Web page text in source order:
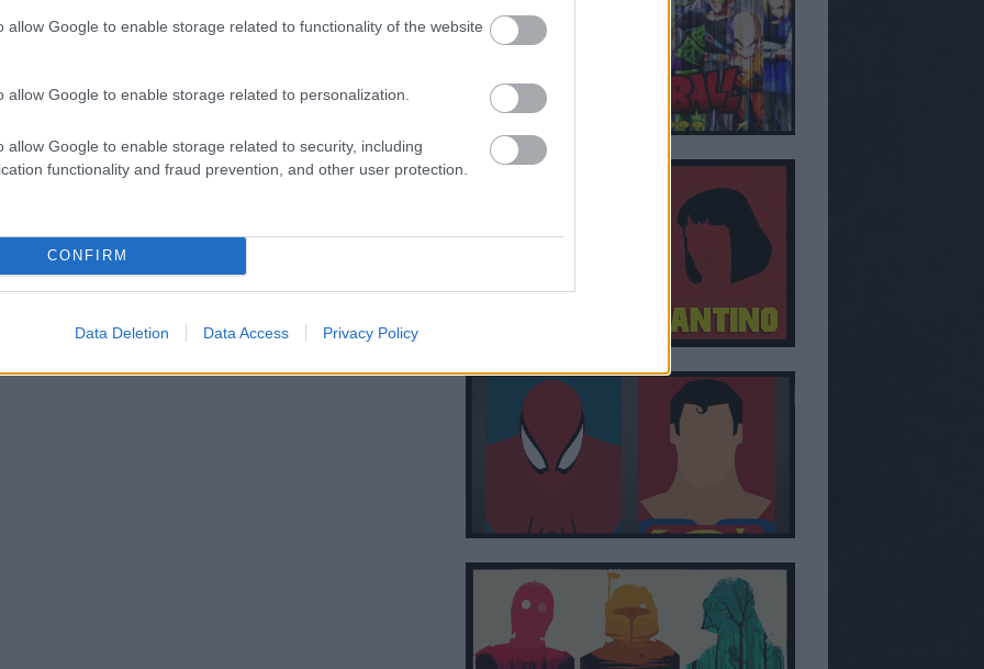
allow Google to enable storage related to functionality of the website
allow Google to enable storage related to personalization.
allow Google to enable storage related to security, including
functionality and fraud prevention, and other user protection.
CONFIRM
Data Deletion Data Access Privacy Policy
api/trackback/id/8320766
felhasználói tartalomnak minősülnek, értük a
nem vállal, azokat nem ellenőrzi. Kifogás esetén forduljon a blog
feltételekben és az adatvédelmi tájékoztatóban
Belépés Facebookkal